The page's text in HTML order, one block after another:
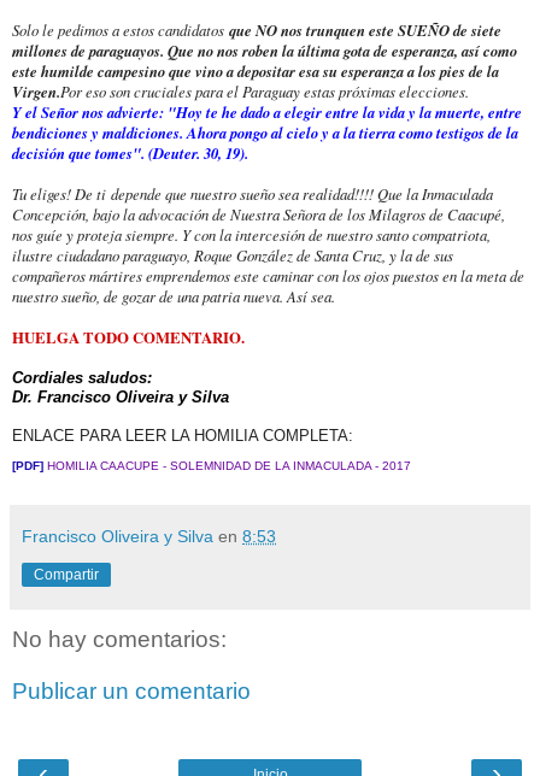
Solo le pedimos a estos candidatos que NO nos trunquen este SUEÑO de siete
millones de paraguayos. Que no nos roben la última gota de esperanza, así como
este humilde campesino que vino a depositar esa su esperanza a los pies de la
Virgen.Por eso son cruciales para el Paraguay estas próximas elecciones.
Y el Señor nos advierte: "Hoy te he dado a elegir entre la vida y la muerte, entre
bendiciones y maldiciones. Ahora pongo al cielo y a la tierra como testigos de la
decisión que tomes". (Deuter. 30, 19).
Tu eliges! De ti depende que nuestro sueño sea realidad!!!! Que la Inmaculada
Concepción, bajo la advocación de Nuestra Señora de los Milagros de Caacupé,
nos guíe y proteja siempre. Y con la intercesión de nuestro santo compatriota,
ilustre ciudadano paraguayo, Roque González de Santa Cruz, y la de sus
compañeros mártires emprendemos este caminar con los ojos puestos en la meta de
nuestro sueño, de gozar de una patria nueva. Así sea.
HUELGA TODO COMENTARIO.
Cordiales saludos:
Dr. Francisco Oliveira y Silva
ENLACE PARA LEER LA HOMILIA COMPLETA:
[PDF] HOMILIA CAACUPE - SOLEMNIDAD DE LA INMACULADA - 2017
Francisco Oliveira y Silva en 8:53
Compartir
No hay comentarios:
Publicar un comentario